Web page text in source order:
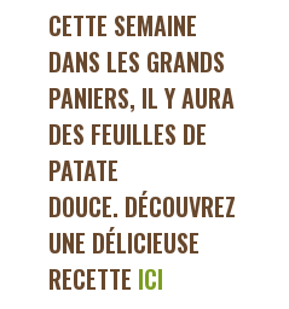
CETTE SEMAINE
DANS LES GRANDS
PANIERS, IL Y AURA
DES FEUILLES DE
PATATE
DOUCE. DÉCOUVREZ
UNE DÉLICIEUSE
RECETTE ICI